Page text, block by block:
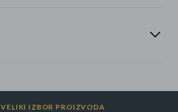
VELIKI IZBOR PROIZVODA